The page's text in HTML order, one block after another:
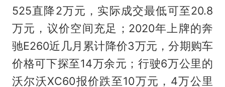
525直降2万元，实际成交最低可至20.8
万元，议价空间充足；2020年上牌的奔
驰E260近几月累计降价3万元，分期购车
价格可下探至14万余元；行驶6万公里的
沃尔沃XC60报价跌至10万元，4万公里